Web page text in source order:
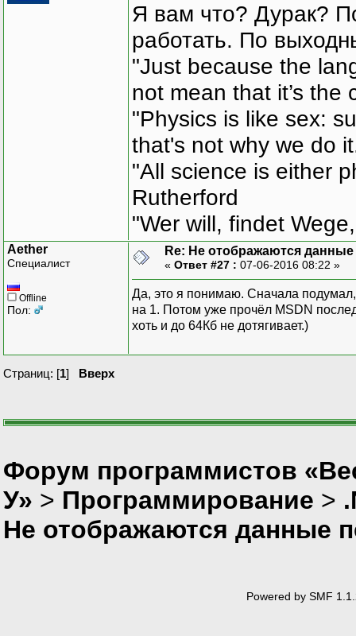
Я вам что? Дурак?
работать. По
"Just because the
not mean that it’s the
"Physics is like sex:
that's not why we do
"All science is either
Rutherford
"Wer will, findet
Aether
Специалист
Offline
Пол:
Re: Не отображаются
« Ответ #27 : 07-06-2016 08:22 »
Да, это я понимаю. Сначала
на 1. Потом уже прочёл MSDN
хоть и до 64Кб не дотягивает.)
Страниц: [1] Вверх
Форум программистов
У» > Программирование >
Не отображаются данные
Powered by SMF